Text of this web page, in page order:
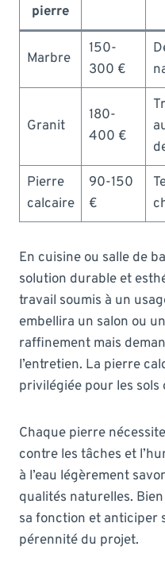
pierre
Marbre
150-
300 €
Granit
180-
400 €
Pierre
calcaire
90-150
€
En cuisine ou salle de
solution durable et
travail soumis à un
embellira un salon ou
raffinement mais
l’entretien. La pierre
privilégiée pour les
Chaque pierre
contre les tâches et
à l’eau légèrement
qualités naturelles.
sa fonction et anticiper
pérennité du projet.